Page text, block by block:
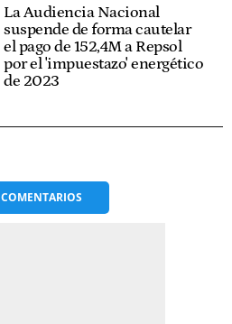
La Audiencia Nacional
suspende de forma cautelar
el pago de 152,4M a Repsol
por el 'impuestazo' energético
de 2023
COMENTARIOS